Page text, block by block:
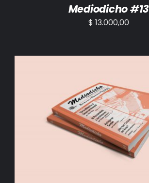
Mediodicho #13
$ 13.000,00
AÑADIR AL CARRITO /